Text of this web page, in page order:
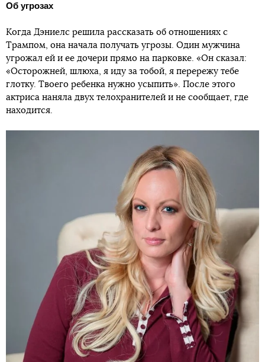
Об угрозах
Когда Дэниелс решила рассказать об отношениях с
Трампом, она начала получать угрозы. Один мужчина
угрожал ей и ее дочери прямо на парковке. «Он сказал:
«Осторожней, шлюха, я иду за тобой, я перережу тебе
глотку. Твоего ребенка нужно усыпить». После этого
актриса наняла двух телохранителей и не сообщает, где
находится.